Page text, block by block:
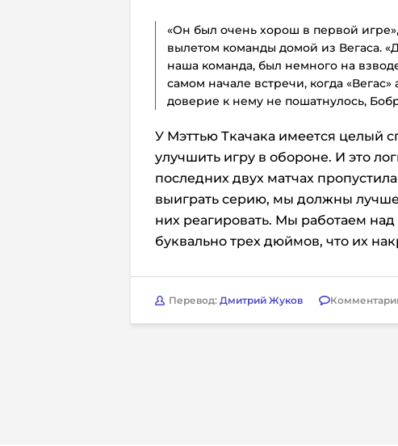
«Он был очень хорош в первой
вылетом команды домой из Вегаса.
наша команда, был немного на
самом начале встречи, когда
доверие к нему не пошатнулось,
У Мэттью Ткачака имеется целый
улучшить игру в обороне. И это
последних двух матчах
выиграть серию, мы должны
них реагировать. Мы работаем
буквально трех дюймов, что их
Перевод: Дмитрий Жуков